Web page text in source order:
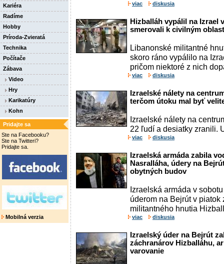
Kariéra
Radíme
Hobby
Príroda-Zvieratá
Technika
Počítače
Zábava
Video
Hry
Karikatúry
Kohn
Pridajte sa
Ste na Facebooku?
Ste na Twitteri?
Pridajte sa.
Mobilná verzia
viac diskusia
Hizballáh vypálil na Izrael
smerovali k civilným
Libanonské militantné
skoro ráno vypálilo na
pričom niektoré z nich
viac diskusia
Izraelské nálety na
terčom útoku mal byť
Izraelské nálety na
22 ľudí a desiatky zranili.
viac diskusia
Izraelská armáda zabila
Nasralláha, údery na
obytných budov
Izraelská armáda v
úderom na Bejrút v
militantného hnutia
viac diskusia
Izraelský úder na Bejrút
záchranárov Hizballáhu,
varovanie